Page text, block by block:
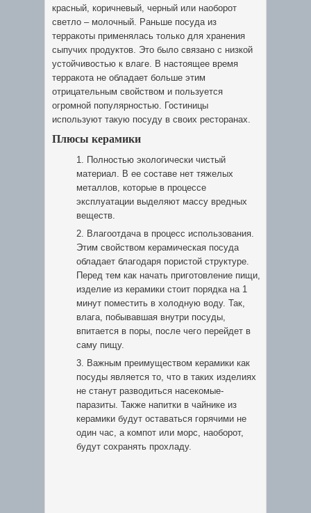
красный, коричневый, черный или наоборот
светло – молочный. Раньше посуда из
терракоты применялась только для хранения
сыпучих продуктов. Это было связано с низкой
устойчивостью к влаге. В настоящее время
терракота не обладает больше этим
отрицательным свойством и пользуется
огромной популярностью. Гостиницы
используют такую посуду в своих ресторанах.
Плюсы керамики
Полностью экологически чистый
материал. В ее составе нет тяжелых
металлов, которые в процессе
эксплуатации выделяют массу вредных
веществ.
Влагоотдача в процесс использования.
Этим свойством керамическая посуда
обладает благодаря пористой структуре.
Перед тем как начать приготовление пищи,
изделие из керамики стоит порядка на 1
минут поместить в холодную воду. Так,
влага, побывавшая внутри посуды,
впитается в поры, после чего перейдет в
саму пищу.
Важным преимуществом керамики как
посуды является то, что в таких изделиях
не станут разводиться насекомые-
паразиты. Также напитки в чайнике из
керамики будут оставаться горячими не
один час, а компот или морс, наоборот,
будут сохранять прохладу.